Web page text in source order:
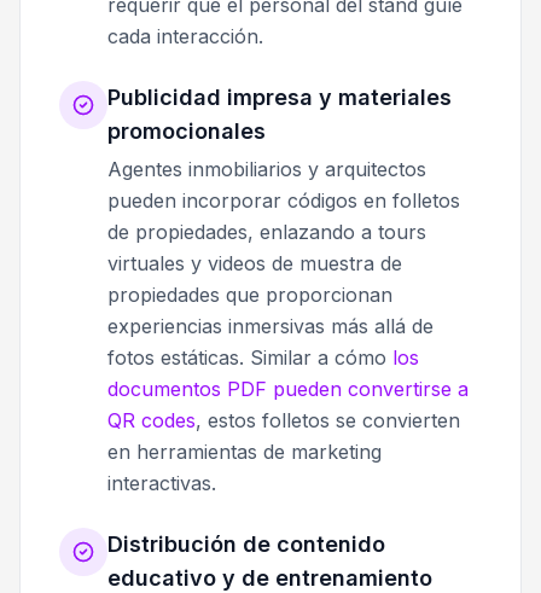
requerir que el personal del stand guíe
cada interacción.
Publicidad impresa y materiales
promocionales
Agentes inmobiliarios y arquitectos
pueden incorporar códigos en folletos
de propiedades, enlazando a tours
virtuales y videos de muestra de
propiedades que proporcionan
experiencias inmersivas más allá de
fotos estáticas. Similar a cómo los
documentos PDF pueden convertirse a
QR codes, estos folletos se convierten
en herramientas de marketing
interactivas.
Distribución de contenido
educativo y de entrenamiento